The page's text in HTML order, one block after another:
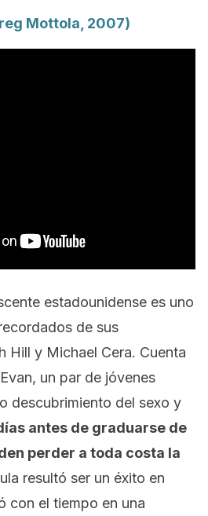
Mottola, 2007)
estadounidense es uno
de sus
Hill y Michael Cera. Cuenta
un par de jóvenes
descubrimiento del sexo y
antes de graduarse de
perder a toda costa la
resultó ser un éxito en
con el tiempo en una